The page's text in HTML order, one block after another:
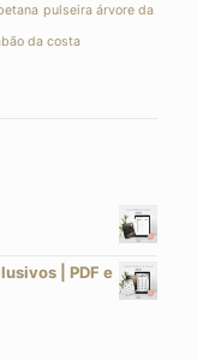
pulseira árvore da
da costa
| PDF e